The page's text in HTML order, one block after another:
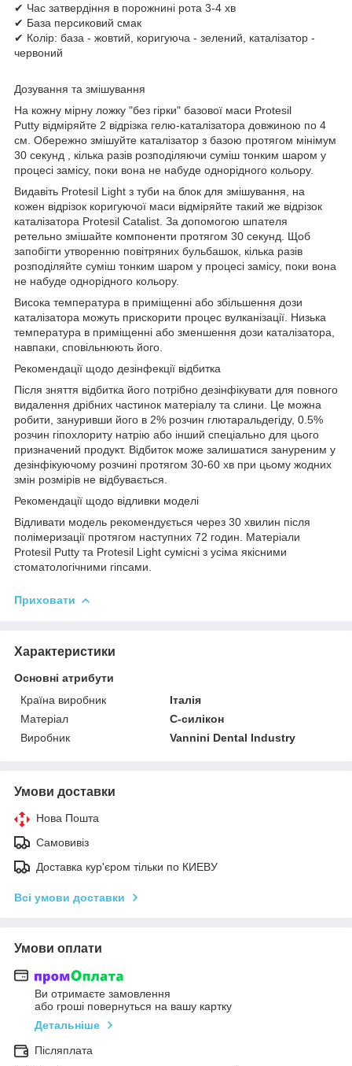
✔ Час затвердіння в порожнині рота 3-4 хв
✔ База персиковий смак
✔ Колір: база - жовтий, коригуюча - зелений, каталізатор -
червоний
Дозування та змішування
На кожну мірну ложку "без гірки" базової маси Protesil
Putty відміряйте 2 відрізка гелю-каталізатора довжиною по 4
см. Обережно змішуйте каталізатор з базою протягом мінімум
30 секунд , кілька разів розподіляючи суміш тонким шаром у
процесі замісу, поки вона не набуде однорідного кольору.
Видавіть Protesil Light з туби на блок для змішування, на
кожен відрізок коригуючої маси відміряйте такий же відрізок
каталізатора Protesil Catalist. За допомогою шпателя
ретельно змішайте компоненти протягом 30 секунд. Щоб
запобігти утворенню повітряних бульбашок, кілька разів
розподіляйте суміш тонким шаром у процесі замісу, поки вона
не набуде однорідного кольору.
Висока температура в приміщенні або збільшення дози
каталізатора можуть прискорити процес вулканізації. Низька
температура в приміщенні або зменшення дози каталізатора,
навпаки, сповільнюють його.
Рекомендації щодо дезінфекції відбитка
Після зняття відбитка його потрібно дезінфікувати для повного
видалення дрібних частинок матеріалу та слини. Це можна
робити, зануривши його в 2% розчин глютаральдегіду, 0.5%
розчин гіпохлориту натрію або інший спеціально для цього
призначений продукт. Відбиток може залишатися зануреним у
дезінфікуючому розчині протягом 30-60 хв при цьому жодних
змін розмірів не відбувається.
Рекомендації щодо відливки моделі
Відливати модель рекомендується через 30 хвилин після
полімеризації протягом наступних 72 годин. Матеріали
Protesil Putty та Protesil Light сумісні з усіма якісними
стоматологічними гіпсами.
Приховати
Характеристики
Основні атрибути
Країна виробник
Італія
Матеріал
С-силікон
Виробник
Vannini Dental Industry
Умови доставки
Нова Пошта
Самовивіз
Доставка кур'єром тільки по КИЕВУ
Всі умови доставки
Умови оплати
Ви отримаєте замовлення
або гроші повернуться на вашу картку
Детальніше
Післяплата